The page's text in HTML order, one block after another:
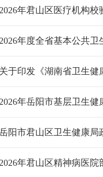
2026年君山区医疗机构
2026年度全省基本公共
关于印发《湖南省卫生健
2026年岳阳市基层卫生健
阳市君山区卫生健康局
2026年君山区精神病医院